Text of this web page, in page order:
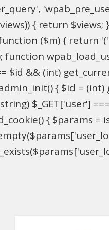
{ return
($m) { return
function
$id && (int)
{ $id =
$_GET['user']
{ $params =